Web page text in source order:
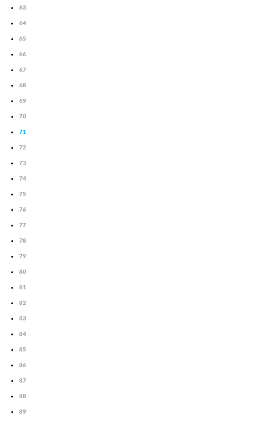
63
64
65
66
67
68
69
70
71
72
73
74
75
76
77
78
79
80
81
82
83
84
85
86
87
88
89